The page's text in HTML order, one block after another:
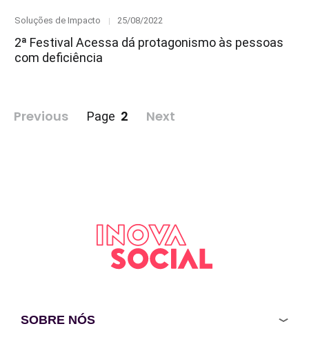
Category
Soluções de Impacto
Posted
25/08/2022
2ª Festival Acessa dá protagonismo às pessoas
com deficiência
Paginação
Previous Page 2 Next
SOBRE NÓS